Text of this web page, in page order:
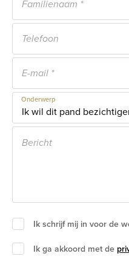
Onderwerp
Ik schrijf mij in voor de
Ik ga akkoord met de